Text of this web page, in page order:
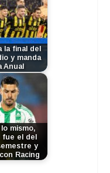
la final del
y manda
Anual
mismo,
fue el del
y
Racing